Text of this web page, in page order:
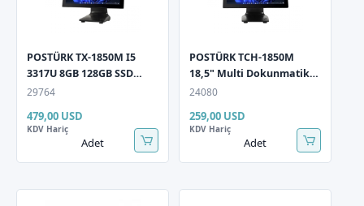
POSTÜRK TX-1850M I5
3317U 8GB 128GB SSD
18,5" Multi Dokunmatik
29764
479,00 USD
KDV Hariç
Adet
POSTÜRK TCH-1850M
18,5" Multi Dokunmatik
Monitör
24080
259,00 USD
KDV Hariç
Adet